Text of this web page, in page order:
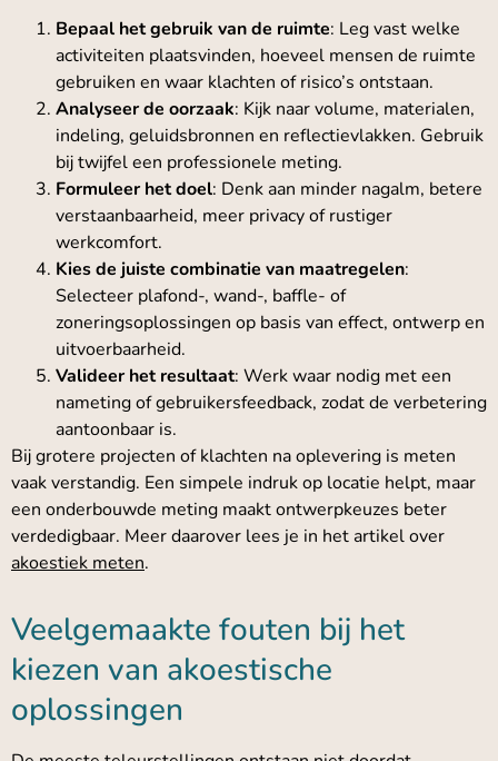
Bepaal het gebruik van de ruimte: Leg vast welke
activiteiten plaatsvinden, hoeveel mensen de ruimte
gebruiken en waar klachten of risico’s ontstaan.
Analyseer de oorzaak: Kijk naar volume, materialen,
indeling, geluidsbronnen en reflectievlakken. Gebruik
bij twijfel een professionele meting.
Formuleer het doel: Denk aan minder nagalm, betere
verstaanbaarheid, meer privacy of rustiger
werkcomfort.
Kies de juiste combinatie van maatregelen:
Selecteer plafond-, wand-, baffle- of
zoneringsoplossingen op basis van effect, ontwerp en
uitvoerbaarheid.
Valideer het resultaat: Werk waar nodig met een
nameting of gebruikersfeedback, zodat de verbetering
aantoonbaar is.
Bij grotere projecten of klachten na oplevering is meten
vaak verstandig. Een simpele indruk op locatie helpt, maar
een onderbouwde meting maakt ontwerpkeuzes beter
verdedigbaar. Meer daarover lees je in het artikel over
akoestiek meten.
Veelgemaakte fouten bij het
kiezen van akoestische
oplossingen